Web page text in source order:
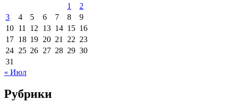
1
2
3
4 5 6 7 8
9
10 11 12 13 14 15 16
17 18 19 20 21 22 23
24 25 26 27 28 29 30
31
« Июл
Рубрики